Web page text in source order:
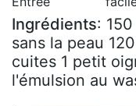
Ingrédients:
sans la peau
cuites 1 petit
l'émulsion au